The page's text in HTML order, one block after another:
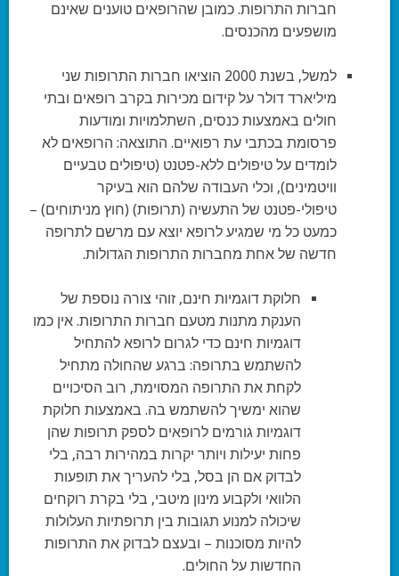
חברות התרופות. כמובן שהרופאים טוענים שאינם
מושפעים מהכנסים.
למשל, בשנת 2000 הוציאו חברות התרופות שני
מיליארד דולר על קידום מכירות בקרב רופאים ובתי
חולים באמצעות כנסים, השתלמויות ומודעות
פרסומת בכתבי עת רפואיים. התוצאה: הרופאים לא
לומדים על טיפולים ללא-פטנט (טיפולים טבעיים
וויטמינים), וכלי העבודה שלהם הוא בעיקר
טיפולי-פטנט של התעשיה (תרופות) (חוץ מניתוחים) –
כמעט כל מי שמגיע לרופא יוצא עם מרשם לתרופה
חדשה של אחת מחברות התרופות הגדולות.
חלוקת דוגמיות חינם, זוהי צורה נוספת של
הענקת מתנות מטעם חברות התרופות. אין כמו
דוגמיות חינם כדי לגרום לרופא להתחיל
להשתמש בתרופה: ברגע שהחולה מתחיל
לקחת את התרופה המסוימת, רוב הסיכויים
שהוא ימשיך להשתמש בה. באמצעות חלוקת
דוגמיות גורמים לרופאים לספק תרופות שהן
פחות יעילות ויותר יקרות במהירות רבה, בלי
לבדוק אם הן בסל, בלי להעריך את תופעות
הלוואי ולקבוע מינון מיטבי, בלי בקרת רוקחים
שיכולה למנוע תגובות בין תרופתיות העלולות
להיות מסוכנות – ובעצם לבדוק את התרופות
החדשות על החולים.